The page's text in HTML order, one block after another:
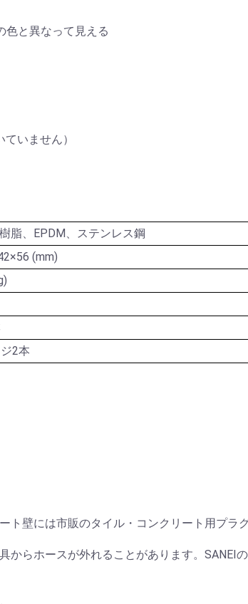
色と異なって見える
いません）
脂、EPDM、ステンレス鋼
(mm)
2本
壁には市販のタイル・コンクリート用プラ
からホースが外れることがあります。SANEI